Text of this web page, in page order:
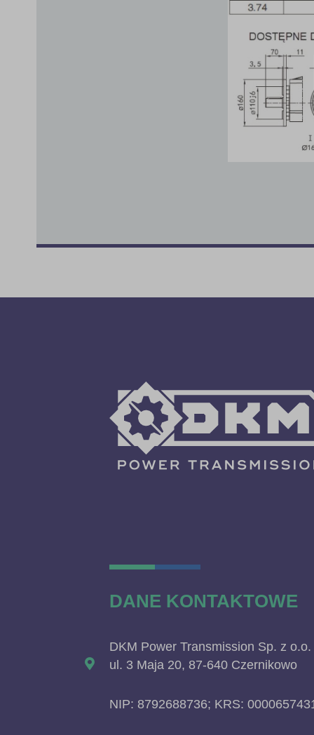
DANE KONTAKTOWE
DKM Power Transmission Sp. z o.o.
ul. 3 Maja 20, 87-640 Czernikowo
NIP: 8792688736; KRS: